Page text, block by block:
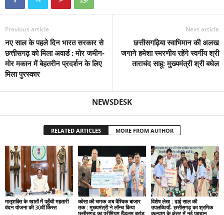
Previous article
नए साल के पहले दिन भारत सरकार से
छत्तीसगढ़ को मिला अवार्ड : मोर जमीन-
मोर मकान में बेहतरीन प्रदर्शन के लिए
मिला पुरस्कार
Next article
छत्तीसगढ़िया स्वाभिमान की अलख
जगाने हमेशा स्मरणीय रहेंगे स्वर्गीय श्री
ताराचंद साहू: मुख्यमंत्री श्री बघेल
NEWSDESK
RELATED ARTICLES MORE FROM AUTHOR
मातृशक्ति के खातों में पहुँची महतारी
वंदन योजना की 30वीं किस्त
कोसा की चमक अब वैश्विक बाजार
तक : मुख्यमंत्री ने लॉन्च किया
छत्तीसगढ़ का प्रीमियम हैंडलूम ब्रांड
विशेष लेख : ढाई साल की
उपलब्धियाँ- छत्तीसगढ़ का श्रमिक
कल्याण के क्षेत्र में नई पहचान